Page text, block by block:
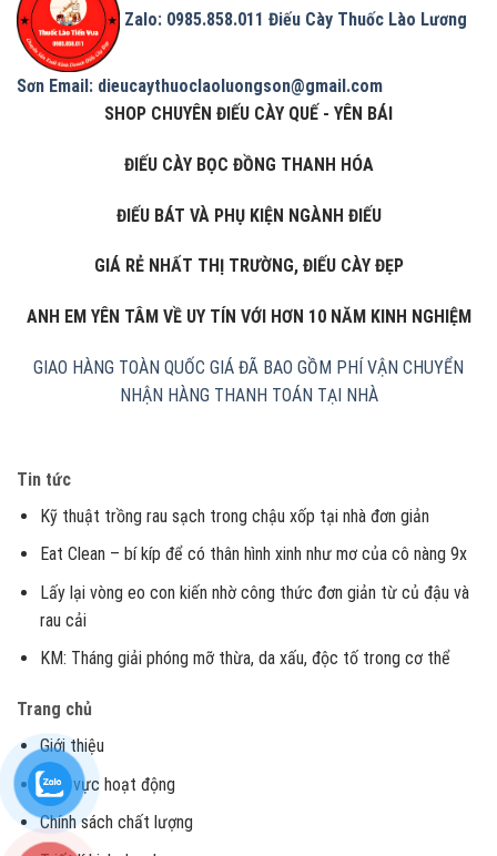
Zalo: 0985.858.011 Điếu Cày Thuốc Lào Lương
Sơn Email: dieucaythuoclaoluongson@gmail.com
SHOP CHUYÊN ĐIẾU CÀY QUẾ - YÊN BÁI
ĐIẾU CÀY BỌC ĐỒNG THANH HÓA
ĐIẾU BÁT VÀ PHỤ KIỆN NGÀNH ĐIẾU
GIÁ RẺ NHẤT THỊ TRƯỜNG, ĐIẾU CÀY ĐẸP
ANH EM YÊN TÂM VỀ UY TÍN VỚI HƠN 10 NĂM KINH NGHIỆM
GIAO HÀNG TOÀN QUỐC GIÁ ĐÃ BAO GỒM PHÍ VẬN CHUYỂN
NHẬN HÀNG THANH TOÁN TẠI NHÀ
Tin tức
Kỹ thuật trồng rau sạch trong chậu xốp tại nhà đơn giản
Eat Clean – bí kíp để có thân hình xinh như mơ của cô nàng 9x
Lấy lại vòng eo con kiến nhờ công thức đơn giản từ củ đậu và
rau cải
KM: Tháng giải phóng mỡ thừa, da xấu, độc tố trong cơ thể
Trang chủ
Giới thiệu
Lĩnh vực hoạt động
Chính sách chất lượng